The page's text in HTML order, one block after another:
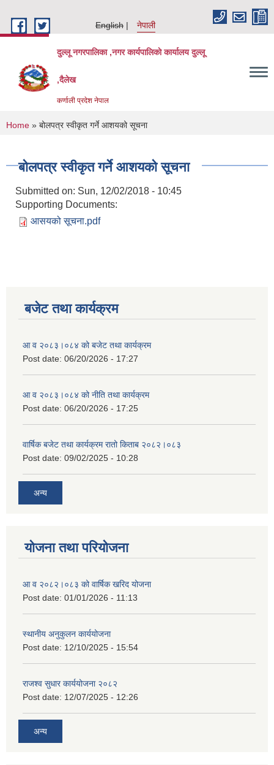
English
नेपाली
दुल्लू नगरपालिका ,नगर कार्यपालिकाे कार्यालय दुल्लू
,दैलेख
कर्णाली प्रदेश नेपाल
You are here
Home » बोलपत्र स्वीकृत गर्ने आशयको सूचना
बोलपत्र स्वीकृत गर्ने आशयको सूचना
Submitted on: Sun, 12/02/2018 - 10:45
Supporting Documents:
आसयको सूचना.pdf
बजेट तथा कार्यक्रम
आ व २०८३।०८४ को बजेट तथा कार्यक्रम
Post date: 06/20/2026 - 17:27
आ व २०८३।०८४ को नीति तथा कार्यक्रम
Post date: 06/20/2026 - 17:25
वार्षिक बजेट तथा कार्यक्रम रातो किताब २०८२।०८३
Post date: 09/02/2025 - 10:28
अन्य
योजना तथा परियोजना
आ व २०८२।०८३ को वार्षिक खरिद योजना
Post date: 01/01/2026 - 11:13
स्थानीय अनुकुलन कार्ययोजना
Post date: 12/10/2025 - 15:54
राजश्व सुधार कार्ययोजना २०८२
Post date: 12/07/2025 - 12:26
अन्य